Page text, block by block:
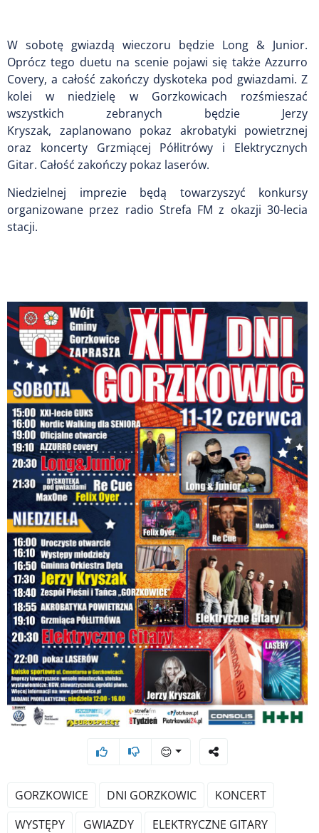
W sobotę gwiazdą wieczoru będzie Long & Junior.
Oprócz tego duetu na scenie pojawi się także Azzurro
Covery, a całość zakończy dyskoteka pod gwiazdami. Z
kolei w niedzielę w Gorzkowicach rozśmieszać
wszystkich zebranych będzie Jerzy
Kryszak, zaplanowano pokaz akrobatyki powietrznej
oraz koncerty Grzmiącej Półlitrówy i Elektrycznych
Gitar. Całość zakończy pokaz laserów.
Niedzielnej imprezie będą towarzyszyć konkursy
organizowane przez radio Strefa FM z okazji 30-lecia
stacji.
😊
GORZKOWICE DNI GORZKOWIC
KONCERT
WYSTĘPY
GWIAZDY ELEKTRYCZNE GITARY